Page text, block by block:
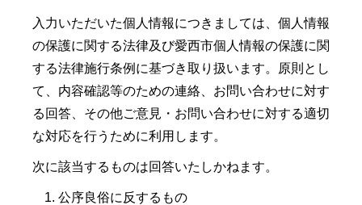
入力いただいた個人情報につきましては、個人情報
の保護に関する法律及び愛西市個人情報の保護に関
する法律施行条例に基づき取り扱います。原則とし
て、内容確認等のための連絡、お問い合わせに対す
る回答、その他ご意見・お問い合わせに対する適切
な対応を行うために利用します。
次に該当するものは回答いたしかねます。
公序良俗に反するもの